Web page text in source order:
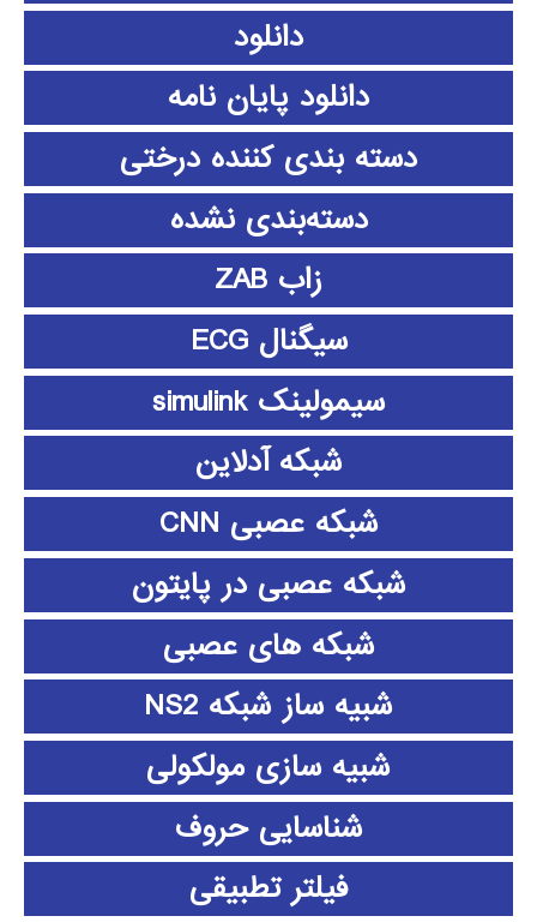
دانلود
دانلود پايان نامه
دسته بندی کننده درختی
دسته‌بندی نشده
زاب ZAB
سیگنال ECG
سیمولینک simulink
شبکه آدلاین
شبکه عصبی CNN
شبکه عصبی در پایتون
شبکه های عصبی
شبیه ساز شبکه NS2
شبیه سازی مولکولی
شناسایی حروف
فیلتر تطبیقی